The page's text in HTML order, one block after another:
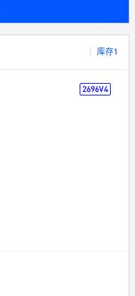
库存1
2696V4